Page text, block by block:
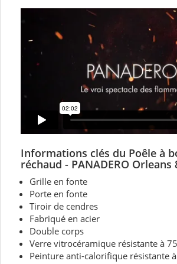
Informations clés du Poêle à
réchaud - PANADERO Orleans
Grille en fonte
Porte en fonte
Tiroir de cendres
Fabriqué en acier
Double corps
Verre vitrocéramique résistante à
Peinture anti-calorifique résistante à